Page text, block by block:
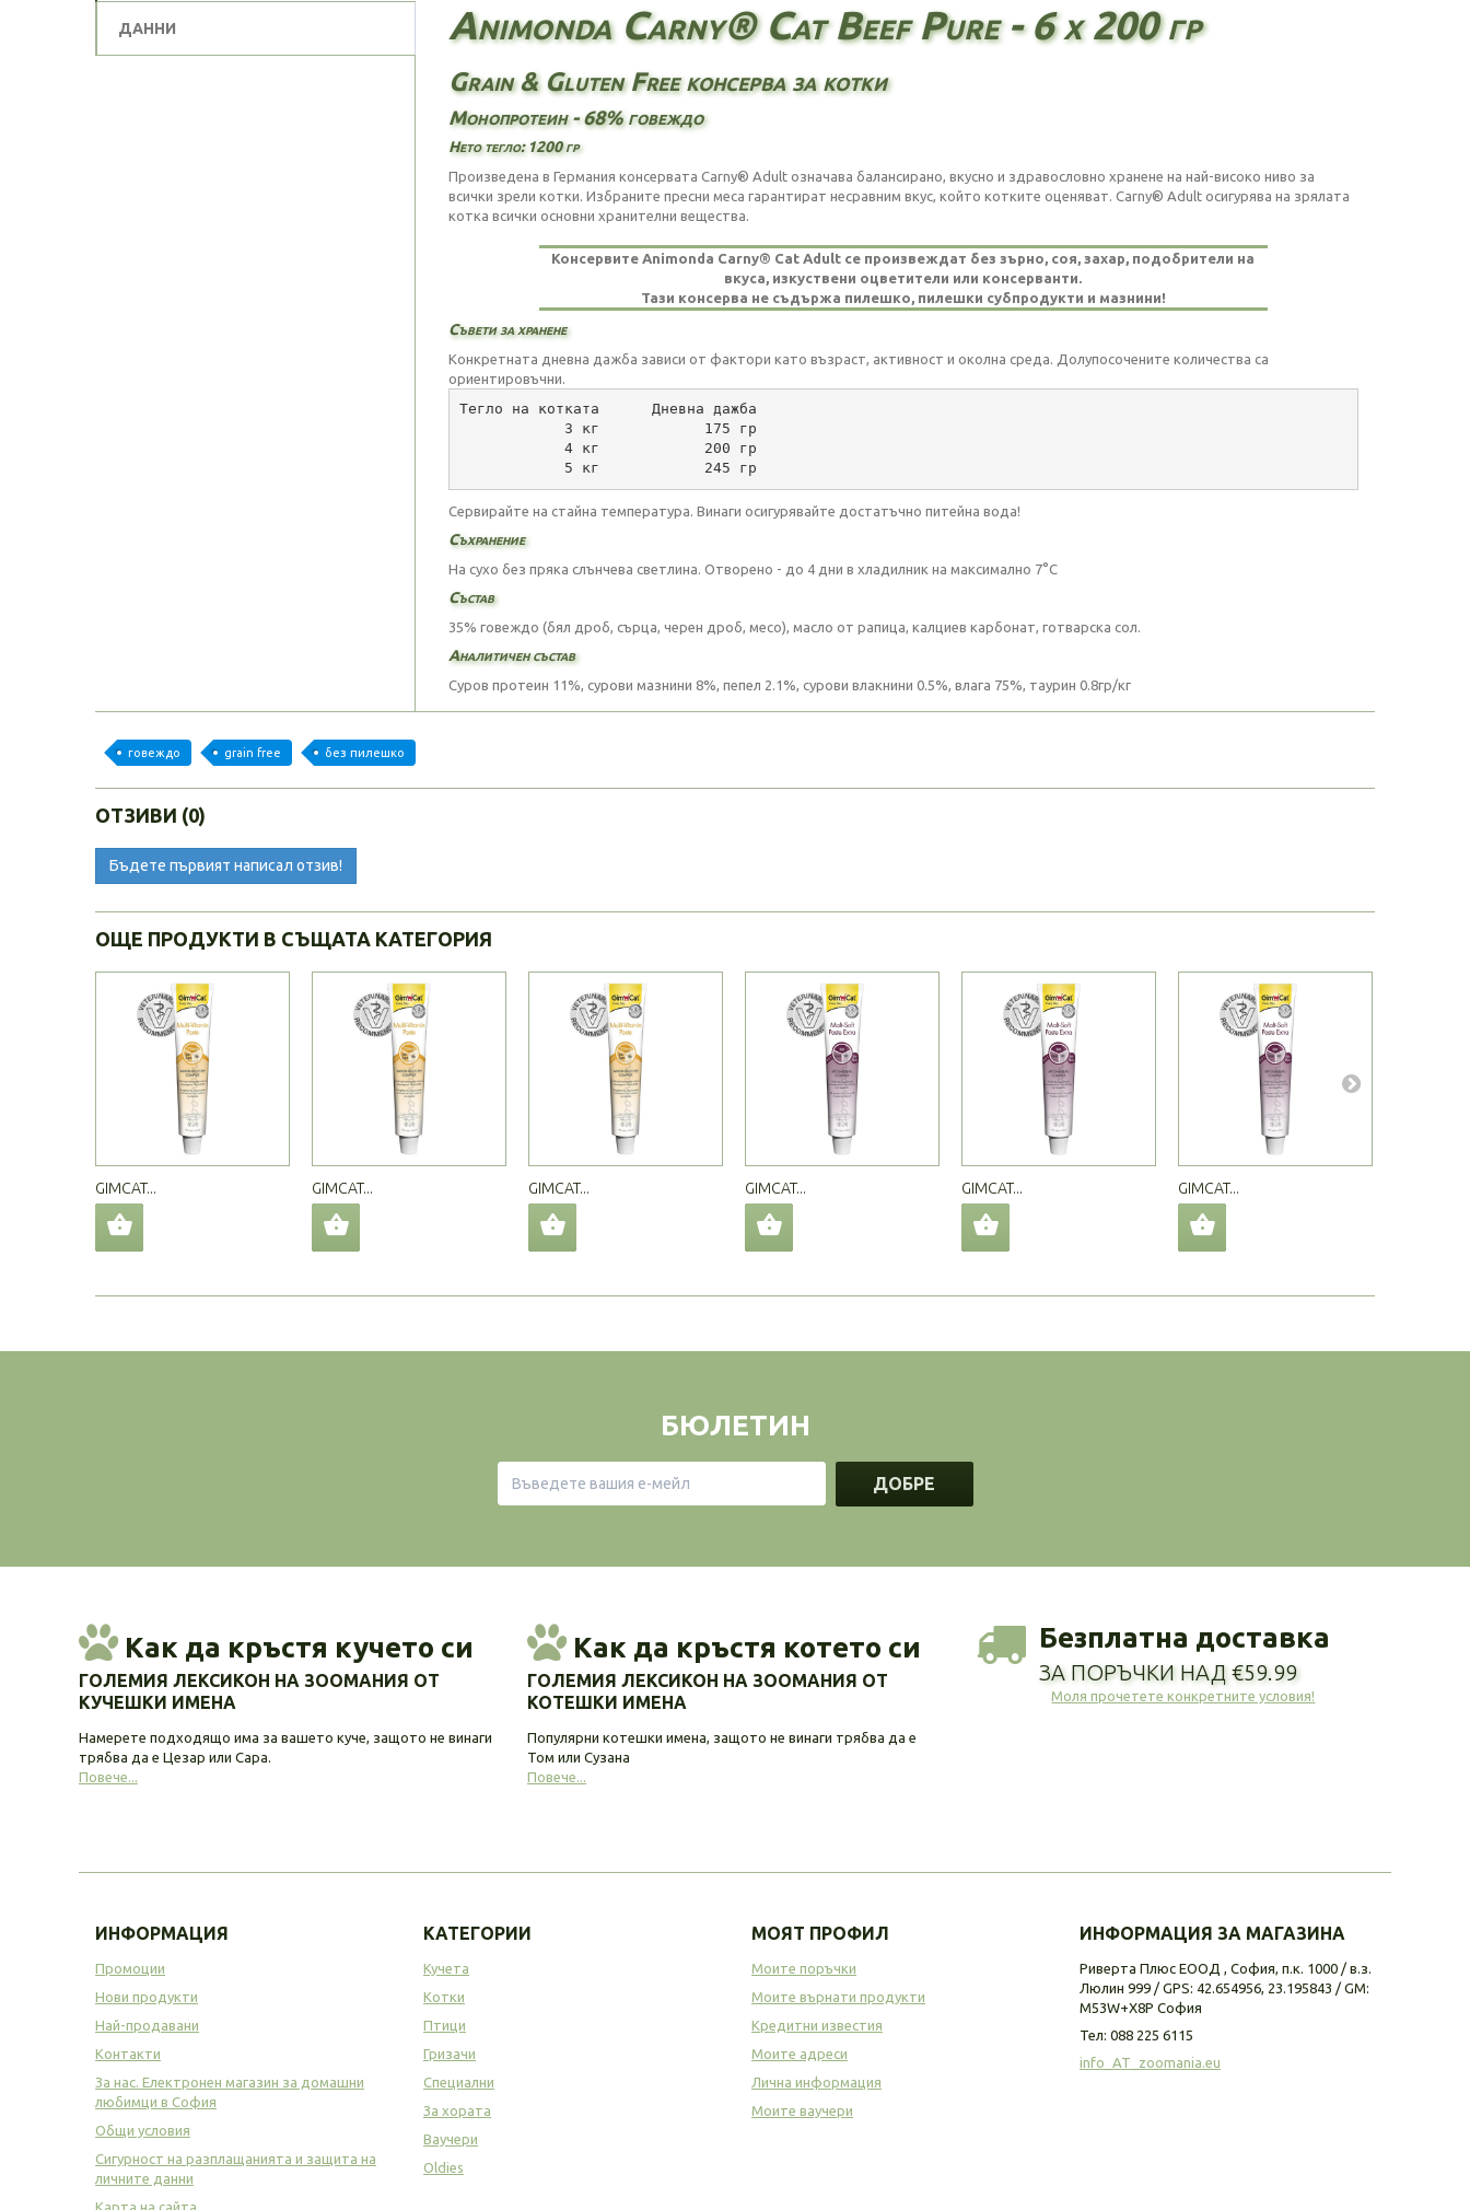
ДАННИ Animonda Carny® Cat Beef Pure - 6 х 200 гр
Grain & Gluten Free консерва за котки
Монопротеин - 68% говеждо
Нето тегло: 1200 гр
Произведена в Германия консервата Carny® Adult означава балансирано, вкусно и здравословно хранене на най-високо ниво за
всички зрели котки. Избраните пресни меса гарантират несравним вкус, който котките оценяват. Carny® Adult осигурява на зрялата
котка всички основни хранителни вещества.
Консервите Animonda Carny® Cat Adult се произвеждат без зърно, соя, захар, подобрители на
вкуса, изкуствени оцветители или консерванти.
Тази консерва не съдържа пилешко, пилешки субпродукти и мазнини!
Съвети за хранене
Конкретната дневна дажба зависи от фактори като възраст, активност и околна среда. Долупосочените количества са
ориентировъчни.
Тегло на котката      Дневна дажба
            3 кг            175 гр
            4 кг            200 гр
            5 кг            245 гр
Сервирайте на стайна температура. Винаги осигурявайте достатъчно питейна вода!
Съхранение
На сухо без пряка слънчева светлина. Отворено - до 4 дни в хладилник на максимално 7°C
Състав
35% говеждо (бял дроб, сърца, черен дроб, месо), масло от рапица, калциев карбонат, готварска сол.
Аналитичен състав
Суров протеин 11%, сурови мазнини 8%, пепел 2.1%, сурови влакнини 0.5%, влага 75%, таурин 0.8гр/кг
говеждо grain free без пилешко
ОТЗИВИ (0)
Бъдете първият написал отзив!
ОЩЕ ПРОДУКТИ В СЪЩАТА КАТЕГОРИЯ
GIMCAT... GIMCAT... GIMCAT... GIMCAT... GIMCAT... GIMCAT...
БЮЛЕТИН
ДОБРЕ
Как да кръстя кучето си
ГОЛЕМИЯ ЛЕКСИКОН НА ЗООМАНИЯ ОТ
КУЧЕШКИ ИМЕНА
Намерете подходящо има за вашето куче, защото не винаги
трябва да е Цезар или Сара.
Повече...
Как да кръстя котето си
ГОЛЕМИЯ ЛЕКСИКОН НА ЗООМАНИЯ ОТ
КОТЕШКИ ИМЕНА
Популярни котешки имена, защото не винаги трябва да е
Том или Сузана
Повече...
Безплатна доставка
ЗА ПОРЪЧКИ НАД €59.99
Моля прочетете конкретните условия!
ИНФОРМАЦИЯ
Промоции
Нови продукти
Най-продавани
Контакти
За нас. Електронен магазин за домашни
любимци в София
Общи условия
Сигурност на разплащанията и защита на
личните данни
Карта на сайта
КАТЕГОРИИ
Кучета
Котки
Птици
Гризачи
Специални
За хората
Ваучери
Oldies
МОЯТ ПРОФИЛ
Моите поръчки
Моите върнати продукти
Кредитни известия
Моите адреси
Лична информация
Моите ваучери
ИНФОРМАЦИЯ ЗА МАГАЗИНА
Риверта Плюс ЕООД , София, п.к. 1000 / в.з.
Люлин 999 / GPS: 42.654956, 23.195843 / GM:
M53W+X8P София
Тел: 088 225 6115
info_AT_zoomania.eu